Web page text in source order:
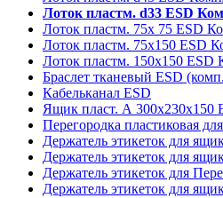
Лоток пластм. d33 ESD
Лоток пластм. 75х 75 ESD
Лоток пластм. 75х150 ESD
Лоток пластм. 150х150 ESD
Браслет тканевый ESD
Кабельканал ESD
Ящик пласт. А 300х230х150
Перегородка пластиковая
Держатель этикеток для
Держатель этикеток для
Держатель этикеток для
Держатель этикеток для